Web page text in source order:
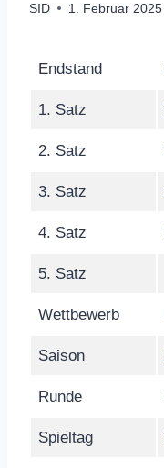
SID 1. Februar 2025
Endstand
1. Satz
2. Satz
3. Satz
4. Satz
5. Satz
Wettbewerb
Saison
Runde
Spieltag